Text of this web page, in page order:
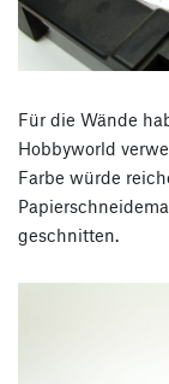
Für die Wände
Hobbyworld
Farbe würde
geschnitten.